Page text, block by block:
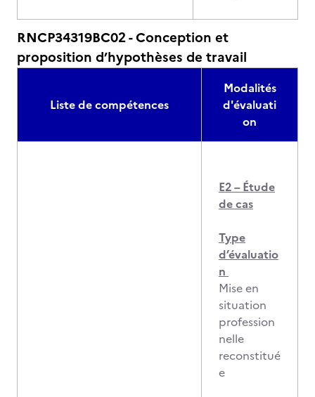
RNCP34319BC02 - Conception et
proposition d’hypothèses de travail
Liste de compétences
Modalités
d'évaluati
on
E2 – Étude
de cas
Type
d’évaluatio
n
Mise en
situation
profession
nelle
reconstitué
e